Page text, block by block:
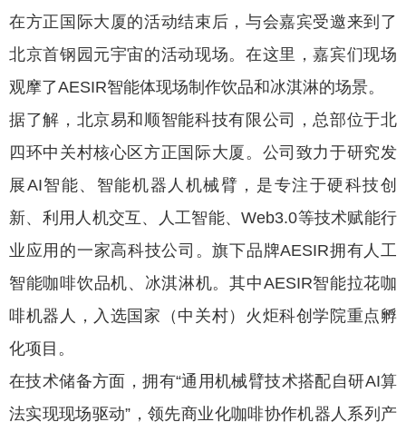
在方正国际大厦的活动结束后，与会嘉宾受邀来到了
北京首钢园元宇宙的活动现场。在这里，嘉宾们现场
观摩了AESIR智能体现场制作饮品和冰淇淋的场景。
据了解，北京易和顺智能科技有限公司，总部位于北
四环中关村核心区方正国际大厦。公司致力于研究发
展AI智能、智能机器人机械臂，是专注于硬科技创
新、利用人机交互、人工智能、Web3.0等技术赋能行
业应用的一家高科技公司。旗下品牌AESIR拥有人工
智能咖啡饮品机、冰淇淋机。其中AESIR智能拉花咖
啡机器人，入选国家（中关村）火炬科创学院重点孵
化项目。
在技术储备方面，拥有“通用机械臂技术搭配自研AI算
法实现现场驱动”，领先商业化咖啡协作机器人系列产